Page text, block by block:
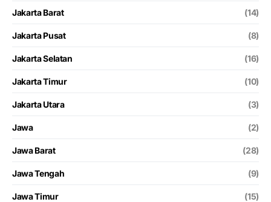
Jakarta Barat (14)
Jakarta Pusat (8)
Jakarta Selatan (16)
Jakarta Timur (10)
Jakarta Utara (3)
Jawa (2)
Jawa Barat (28)
Jawa Tengah (9)
Jawa Timur (15)